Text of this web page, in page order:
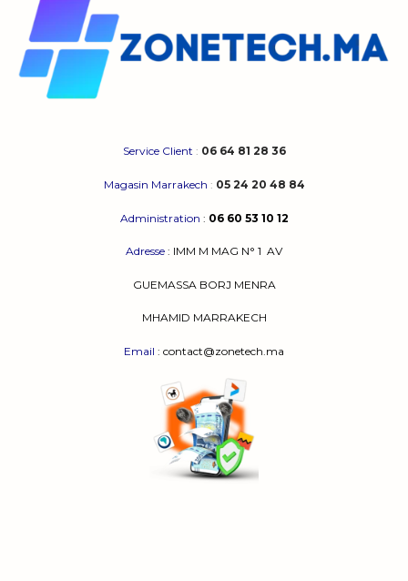
Service Client : 06 64 81 28 36
Magasin Marrakech : 05 24 20 48 84
Administration : 06 60 53 10 12
Adresse : IMM M MAG N° 1 AV
GUEMASSA BORJ MENRA
MHAMID MARRAKECH
Email : contact@zonetech.ma